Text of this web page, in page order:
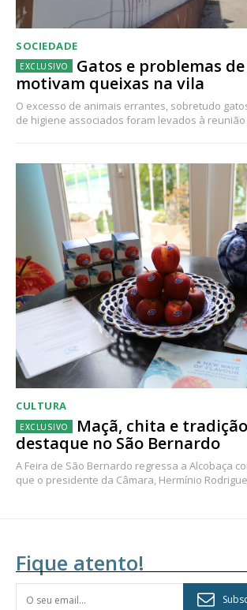
SOCIEDADE
Gatos e problemas
motivam queixas na vila
O excesso de animais errantes, sobretudo
de higiene associados foram levados à reunião
CULTURA
Maçã, chita e
destaque no São Bernardo
A Feira de São Bernardo regressa a Alcobaça
que o presidente da Câmara, Hermínio
Fique atento!